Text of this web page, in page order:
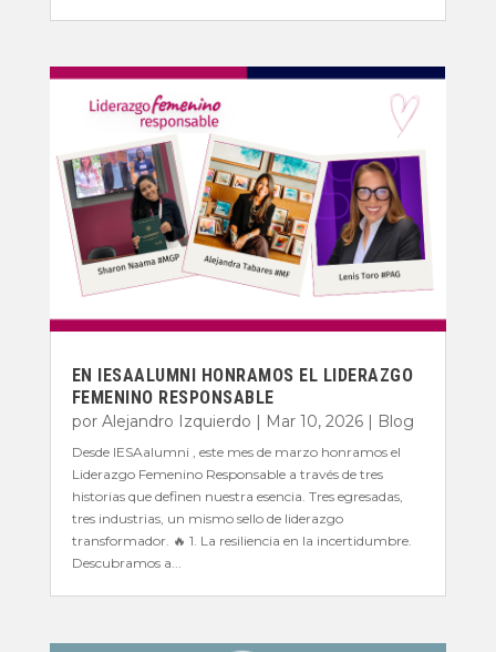
EN IESAALUMNI HONRAMOS EL LIDERAZGO
FEMENINO RESPONSABLE
por Alejandro Izquierdo Mar 10, 2026| Blog
Desde IESAalumni , este mes de marzo honramos el
Liderazgo Femenino Responsable a través de tres
historias que definen nuestra esencia. Tres egresadas,
tres industrias, un mismo sello de liderazgo
transformador. 🔥 1. La resiliencia en la incertidumbre.
Descubramos a...